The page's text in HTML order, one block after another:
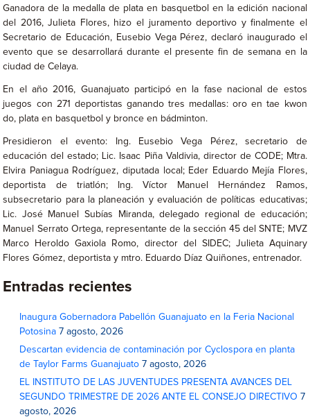
Ganadora de la medalla de plata en basquetbol en la edición nacional
del 2016, Julieta Flores, hizo el juramento deportivo y finalmente el
Secretario de Educación, Eusebio Vega Pérez, declaró inaugurado el
evento que se desarrollará durante el presente fin de semana en la
ciudad de Celaya.
En el año 2016, Guanajuato participó en la fase nacional de estos
juegos con 271 deportistas ganando tres medallas: oro en tae kwon
do, plata en basquetbol y bronce en bádminton.
Presidieron el evento: Ing. Eusebio Vega Pérez, secretario de
educación del estado; Lic. Isaac Piña Valdivia, director de CODE; Mtra.
Elvira Paniagua Rodríguez, diputada local; Eder Eduardo Mejía Flores,
deportista de triatlón; Ing. Víctor Manuel Hernández Ramos,
subsecretario para la planeación y evaluación de políticas educativas;
Lic. José Manuel Subías Miranda, delegado regional de educación;
Manuel Serrato Ortega, representante de la sección 45 del SNTE; MVZ
Marco Heroldo Gaxiola Romo, director del SIDEC; Julieta Aquinary
Flores Gómez, deportista y mtro. Eduardo Díaz Quiñones, entrenador.
Entradas recientes
Inaugura Gobernadora Pabellón Guanajuato en la Feria Nacional
Potosina 7 agosto, 2026
Descartan evidencia de contaminación por Cyclospora en planta
de Taylor Farms Guanajuato 7 agosto, 2026
EL INSTITUTO DE LAS JUVENTUDES PRESENTA AVANCES DEL
SEGUNDO TRIMESTRE DE 2026 ANTE EL CONSEJO DIRECTIVO 7
agosto, 2026